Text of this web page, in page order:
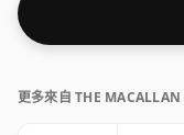
更多來自 THE MACALLAN